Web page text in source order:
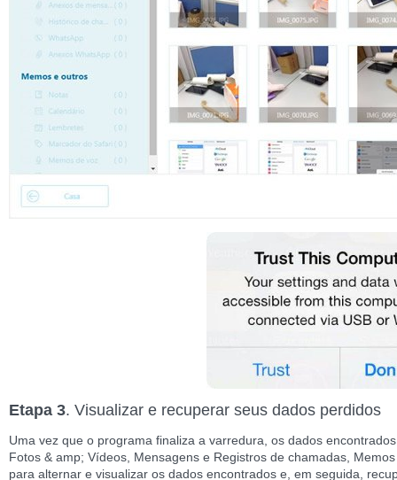
Etapa 3. Visualizar e recuperar seus dados perdidos
Uma vez que o programa finaliza a varredura, os dados
Fotos & amp; Vídeos, Mensagens e Registros de chamadas,
para alternar e visualizar os dados encontrados e, em seguida,